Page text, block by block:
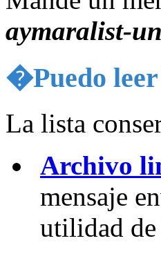
aymaralist-
�Puedo leer
La lista
Archivo
mensaje
utilidad de